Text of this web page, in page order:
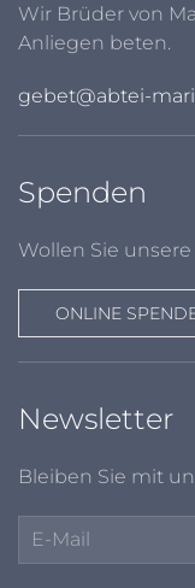
Wir Brüder von
Anliegen beten.
gebet@abtei-
Spenden
Wollen Sie
ONLINE
Newsletter
Bleiben Sie mit